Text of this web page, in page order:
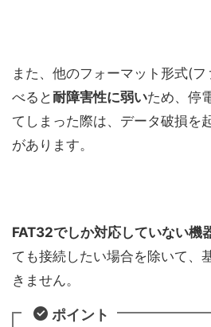
また、他のフォーマット形式(
べると耐障害性に弱いため、停
てしまった際は、データ破損を
があります。
FAT32でしか対応していない機
ても接続したい場合を除いて、
きません。
ポイント